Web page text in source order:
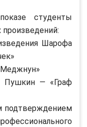
студенты
произведений:
Шарофа
Пушкин — «Граф
подтверждением